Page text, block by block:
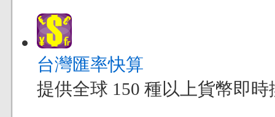
台灣匯率快算
提供全球 150 種以上貨幣即